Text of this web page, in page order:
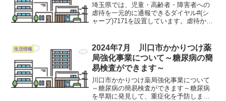
埼玉県では、児童・高齢者・障害者への
虐待を一元的に通報できるダイヤル#(シ
ャープ)7171を設置しています。虐待かも
は0120-80-7171⬇️埼玉県虐待通報ダ...
生活情報
2024年7月 川口市かかりつけ薬
局強化事業について～糖尿病の簡
易検査ができます～
川口市かかりつけ薬局強化事業について
～糖尿病の簡易検査ができます～糖尿病
を早期に発見して、重症化を予防しまし